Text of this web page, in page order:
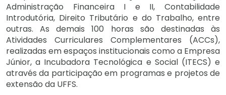
Administração Financeira I e II, Contabilidade
Introdutória, Direito Tributário e do Trabalho, entre
outras. As demais 100 horas são destinadas às
Atividades Curriculares Complementares (ACCs),
realizadas em espaços institucionais como a Empresa
Júnior, a Incubadora Tecnológica e Social (ITECS) e
através da participação em programas e projetos de
extensão da UFFS.